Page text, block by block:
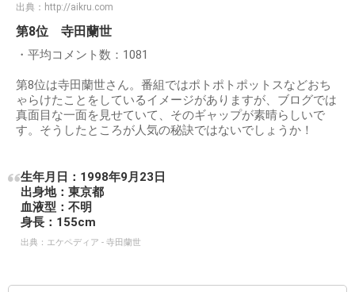
出典： http://aikru.com
第8位 寺田蘭世
・平均コメント数：1081
第8位は寺田蘭世さん。番組ではポトポトポットスなどおち
ゃらけたことをしているイメージがありますが、ブログでは
真面目な一面を見せていて、そのギャップが素晴らしいで
す。そうしたところが人気の秘訣ではないでしょうか！
生年月日：1998年9月23日
出身地：東京都
血液型：不明
身長：155cm
出典： エケペディア - 寺田蘭世